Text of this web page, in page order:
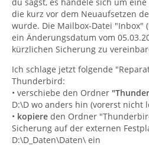
die kurz vor dem Neuaufsetzen
wurde. Die Mailbox-Datei "Inbox"
ein Änderungsdatum vom
kürzlichen Sicherung zu
Ich schlage jetzt folgende
Thunderbird:
• verschiebe den Ordner
D:\D wo anders hin (vorerst nicht
• kopiere den Ordner
Sicherung auf der externen
D:\D_Daten\Daten\ ein